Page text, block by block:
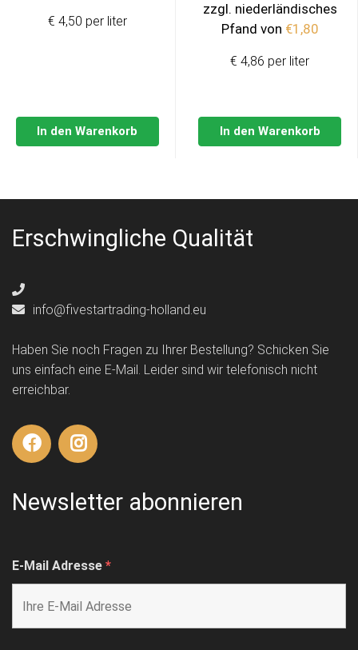
In den Warenkorb
€ 4,50 per liter
zzgl. niederländisches
Pfand von €1,80
In den Warenkorb
€ 4,86 per liter
Erschwingliche Qualität
info@fivestartrading-holland.eu
Haben Sie noch Fragen zu Ihrer Bestellung? Schicken Sie
uns einfach eine E-Mail. Leider sind wir telefonisch nicht
erreichbar.
Newsletter abonnieren
E-Mail Adresse *